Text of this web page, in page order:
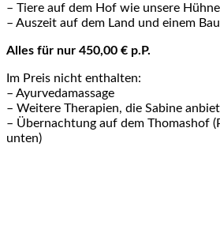
– Tiere auf dem Hof wie unsere
– Auszeit auf dem Land und einem
Alles für nur 450,00 € p.P.
Im Preis nicht enthalten:
– Ayurvedamassage
– Weitere Therapien, die Sabine
– Übernachtung auf dem Thomashof
unten)